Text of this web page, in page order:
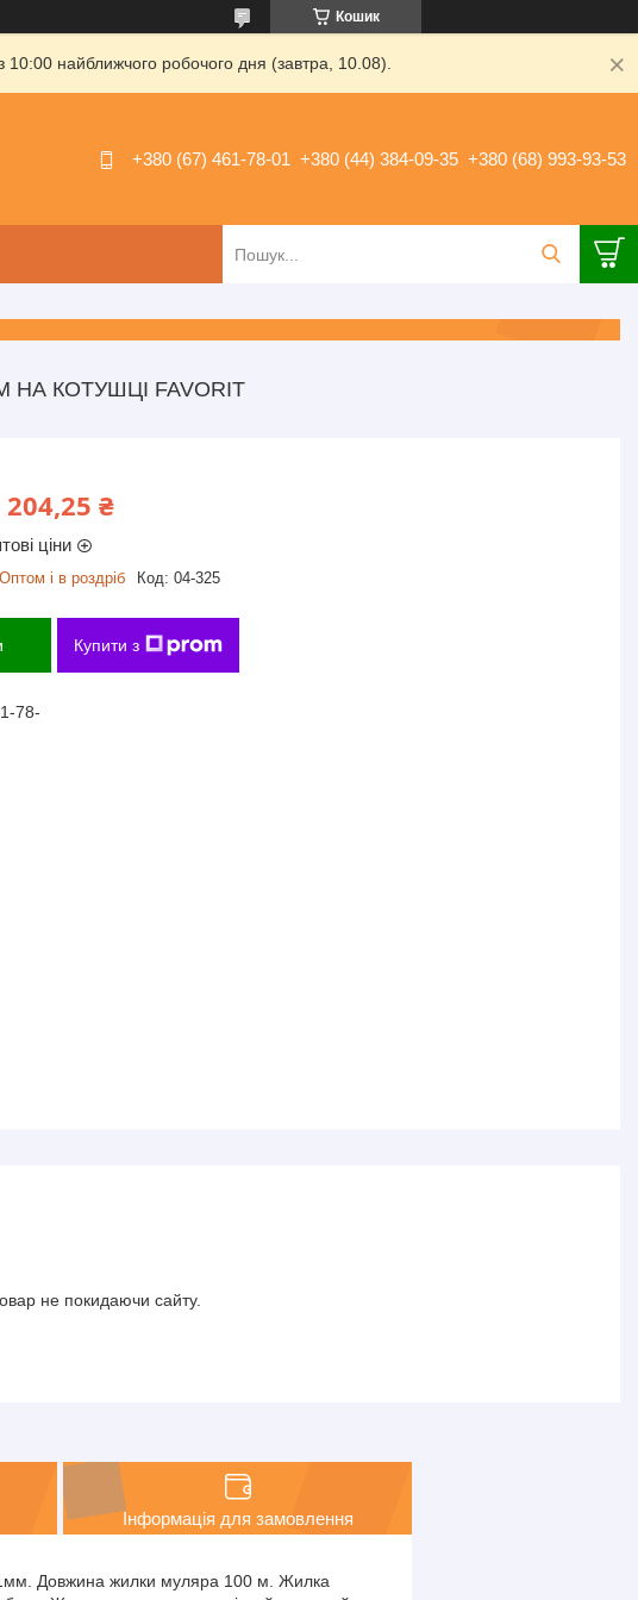
Кошик
найближчого робочого дня (завтра, 10.08).
+380 (67) 461-78-01 +380 (44) 384-09-35 +380 (68) 993-93-53
КОТУШЦІ FAVORIT
204,25 ₴
ціни
Оптом і в роздріб Код: 04-325
Купити з
78-
не покидаючи сайту.
Інформація для замовлення
1мм. Довжина жилки муляра 100 м. Жилка